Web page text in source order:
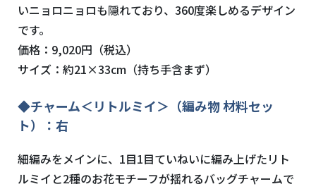
いニョロニョロも隠れており、360度楽しめるデザイン
です。
価格：9,020円（税込）
サイズ：約21×33cm（持ち手含まず）
◆チャーム＜リトルミイ＞（編み物 材料セッ
ト）：右
細編みをメインに、1目1目ていねいに編み上げたリト
ルミイと2種のお花モチーフが揺れるバッグチャームで